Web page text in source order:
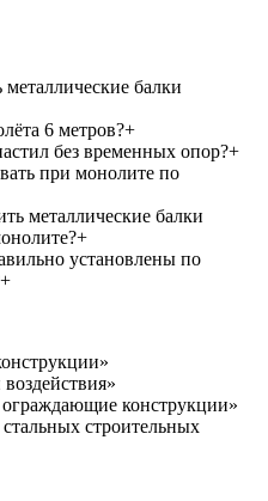
балки
6 метров?+
без временных опор?+
при монолите по
металлические балки
+
установлены по
+
конструкции»
строительных